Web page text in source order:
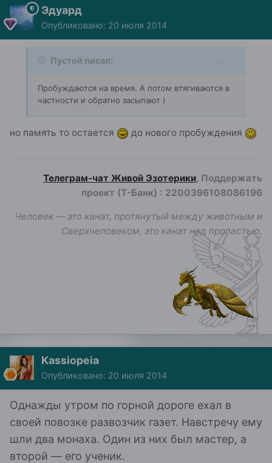
Эдуард
Опубликовано: 20 июля 2014
Пустой писал:
Пробуждаются на время. А потом втягиваются в
частности и обратно засыпают )
но память то остается до нового пробуждения
Телеграм-чат Живой Эзотерики, Поддержать
проект (Т-Банк) : 2200396108086196
Человек — это канат, протянутый между животным и
Сверхчеловеком, это канат над пропастью.
Kassiopeia
Опубликовано: 20 июля 2014
Однажды утром по горной дороге ехал в
своей повозке развозчик газет. Навстречу ему
шли два монаха. Один из них был мастер, а
второй — его ученик.